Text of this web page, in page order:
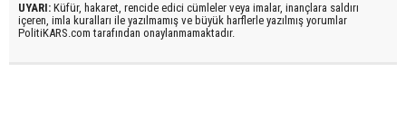
UYARI: Küfür, hakaret, rencide edici cümleler veya imalar, inançlara saldırı
içeren, imla kuralları ile yazılmamış ve büyük harflerle yazılmış yorumlar
PolitiKARS.com tarafından onaylanmamaktadır.